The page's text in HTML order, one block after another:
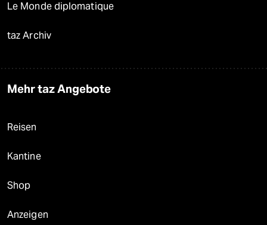
Le Monde diplomatique
taz Archiv
Mehr taz Angebote
Reisen
Kantine
Shop
Anzeigen